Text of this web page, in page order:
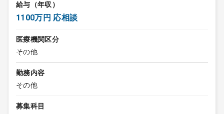
給与（年収）
1100万円 応相談
医療機関区分
その他
勤務内容
その他
募集科目